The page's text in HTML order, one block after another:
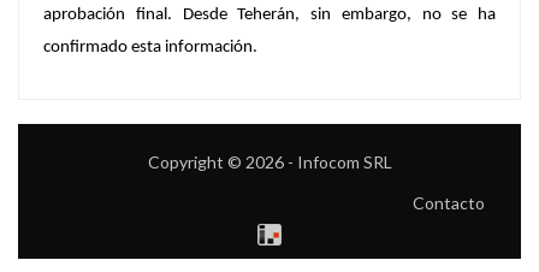
aprobación final. Desde Teherán, sin embargo, no se ha
confirmado esta información.
Copyright © 2026 - Infocom SRL
Contacto